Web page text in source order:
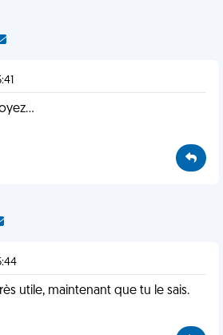
utile, maintenant que tu le sais.